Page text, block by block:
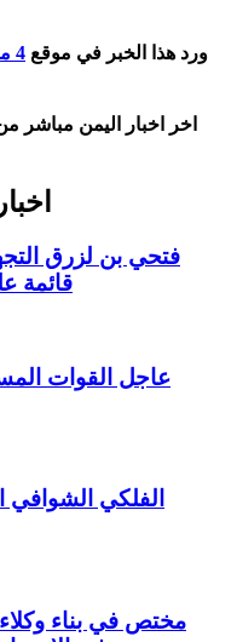
ورد هذا الخبر في موقع 4 مايو
اخر اخبار اليمن مباشر
فتحي بن لزرق
قائمة
عاجل القوات
الفلكي الشوافي
مختص في بناء